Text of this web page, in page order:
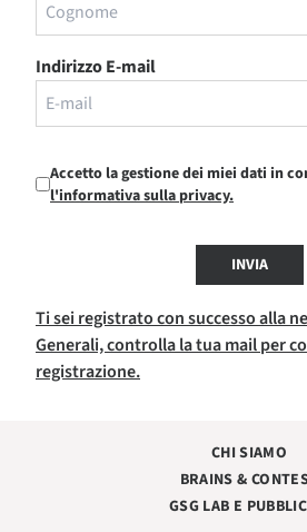
Indirizzo E-mail
Accetto la gestione dei miei dati in
l'informativa sulla privacy.
INVIA
Ti sei registrato con successo alla
Generali, controlla la tua mail per
registrazione.
CHI SIAMO
BRAINS &
GSG LAB E